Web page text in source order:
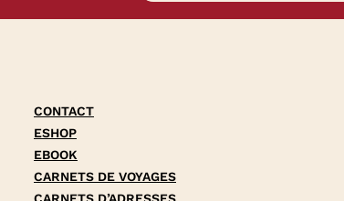
CONTACT
ESHOP
EBOOK
CARNETS DE VOYAGES
CARNETS D’ADRESSES